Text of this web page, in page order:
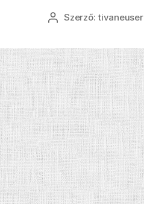
Bejegyzés
Szerző:tivaneuser